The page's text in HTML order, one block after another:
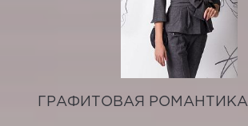
ГРАФИТОВАЯ РОМАНТИКА